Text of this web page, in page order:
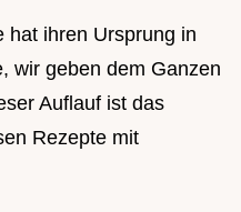
hat ihren Ursprung in
wir geben dem Ganzen
Auflauf ist das
Rezepte mit